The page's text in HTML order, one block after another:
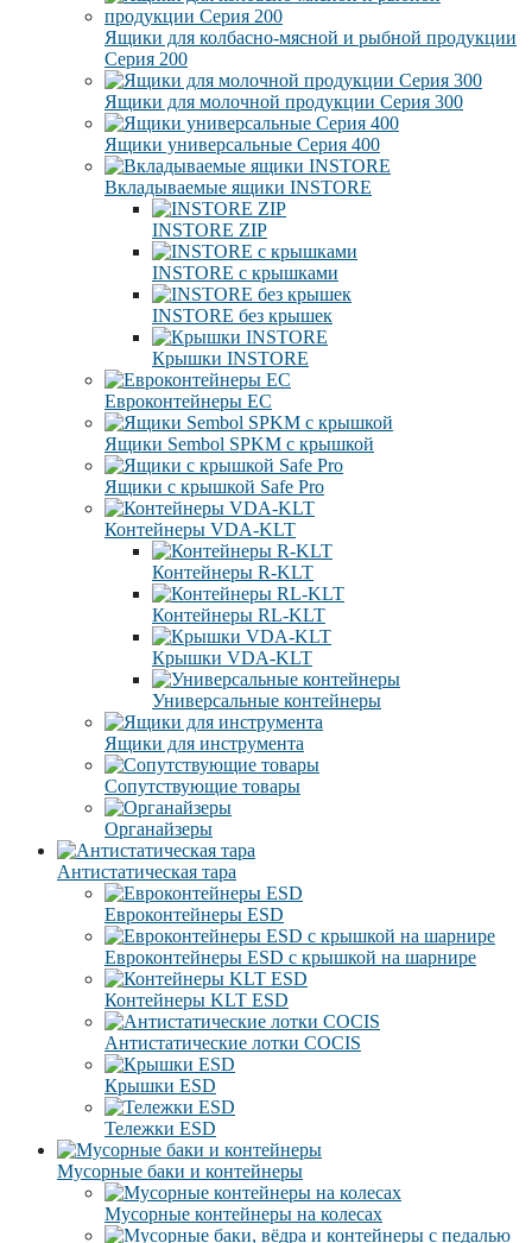
Ящики для колбасно-мясной и рыбной продукции
Серия 200
Ящики для молочной продукции Серия 300
Ящики универсальные Серия 400
Вкладываемые ящики INSTORE
INSTORE ZIP
INSTORE с крышками
INSTORE без крышек
Крышки INSTORE
Евроконтейнеры ЕC
Ящики Sembol SPKM с крышкой
Ящики с крышкой Safe Pro
Контейнеры VDA-KLT
Контейнеры R-KLT
Контейнеры RL-KLT
Крышки VDA-KLT
Универсальные контейнеры
Ящики для инструмента
Сопутствующие товары
Органайзеры
Антистатическая тара
Eвроконтейнеры ЕSD
Евроконтейнеры ESD с крышкой на шарнире
Контейнеры KLT ESD
Антистатические лотки COCIS
Крышки ESD
Тележки ESD
Мусорные баки и контейнеры
Мусорные контейнеры на колесах